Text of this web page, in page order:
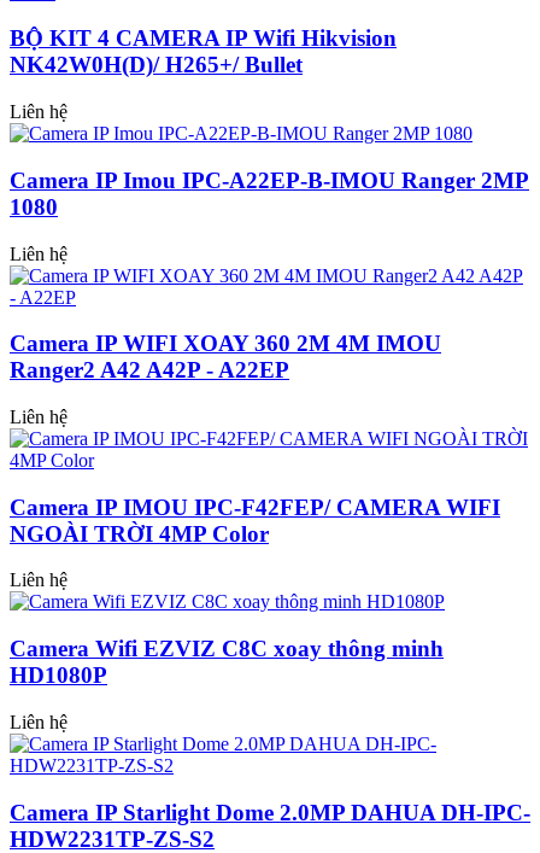
BỘ KIT 4 CAMERA IP Wifi Hikvision
NK42W0H(D)/ H265+/ Bullet
Liên hệ
Camera IP Imou IPC-A22EP-B-IMOU Ranger 2MP
1080
Liên hệ
Camera IP WIFI XOAY 360 2M 4M IMOU
Ranger2 A42 A42P - A22EP
Liên hệ
Camera IP IMOU IPC-F42FEP/ CAMERA WIFI
NGOÀI TRỜI 4MP Color
Liên hệ
Camera Wifi EZVIZ C8C xoay thông minh
HD1080P
Liên hệ
Camera IP Starlight Dome 2.0MP DAHUA DH-IPC-
HDW2231TP-ZS-S2